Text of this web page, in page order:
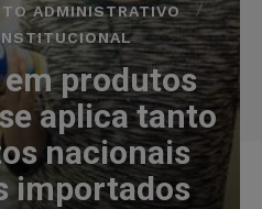
ADMINISTRATIVO
produtos
aplica tanto
nacionais
importados